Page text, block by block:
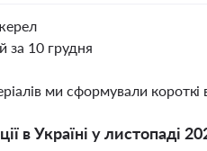
за 10 грудня
ми сформували короткі
в Україні у листопаді